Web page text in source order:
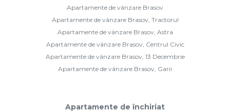
Apartamente de vânzare Brasov
Apartamente de vânzare Brasov, Tractorul
Apartamente de vânzare Brasov, Astra
Apartamente de vânzare Brasov, Centrul Civic
Apartamente de vânzare Brasov, 13 Decembrie
Apartamente de vânzare Brasov, Garii
Apartamente de închiriat